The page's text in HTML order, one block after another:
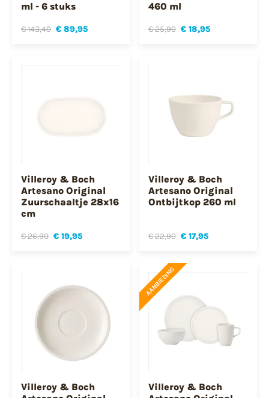
ml - 6 stuks
€ 143,40 € 89,95
460 ml
€ 25,90 € 18,95
Villeroy & Boch
Artesano Original
Zuurschaaltje 28x16
cm
€ 26,90 € 19,95
Villeroy & Boch
Artesano Original
Ontbijtkop 260 ml
€ 22,90 € 17,95
Villeroy & Boch
AANBIEDING
Villeroy & Boch